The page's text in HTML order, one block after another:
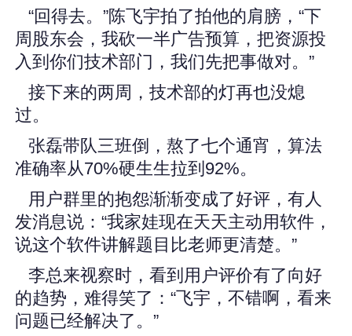
“回得去。”陈飞宇拍了拍他的肩膀，“下
周股东会，我砍一半广告预算，把资源投
入到你们技术部门，我们先把事做对。”
接下来的两周，技术部的灯再也没熄
过。
张磊带队三班倒，熬了七个通宵，算法
准确率从70%硬生生拉到92%。
用户群里的抱怨渐渐变成了好评，有人
发消息说：“我家娃现在天天主动用软件，
说这个软件讲解题目比老师更清楚。”
李总来视察时，看到用户评价有了向好
的趋势，难得笑了：“飞宇，不错啊，看来
问题已经解决了。”